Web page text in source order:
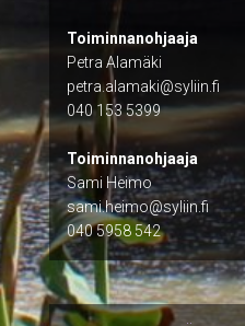
Toiminnanohjaaja
Petra Alamäki
petra.alamaki@syliin.fi
040 153 5399
Toiminnanohjaaja
Sami Heimo
sami.heimo@syliin.fi
040 5958 542